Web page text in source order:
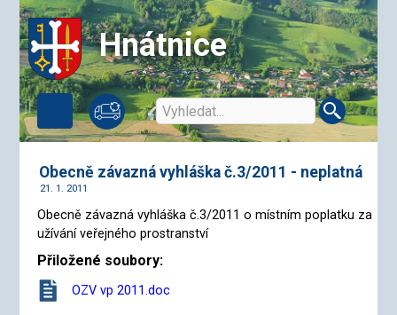
Hnátnice
Obecně závazná vyhláška č.3/2011 - neplatná
21. 1. 2011
Obecně závazná vyhláška č.3/2011 o místním poplatku za
užívání veřejného prostranství
Přiložené soubory:
OZV vp 2011.doc